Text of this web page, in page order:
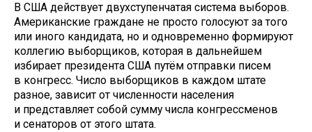
В США действует двухступенчатая система выборов.
Американские граждане не просто голосуют за того
или иного кандидата, но и одновременно формируют
коллегию выборщиков, которая в дальнейшем
избирает президента США путём отправки писем
в конгресс. Число выборщиков в каждом штате
разное, зависит от численности населения
и представляет собой сумму числа конгрессменов
и сенаторов от этого штата.